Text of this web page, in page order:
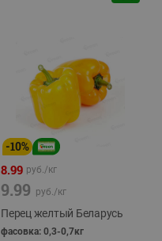
-10%
8.99 руб./кг
9.99 руб./кг
Перец желтый Беларусь
фасовка: 0,3-0,7кг